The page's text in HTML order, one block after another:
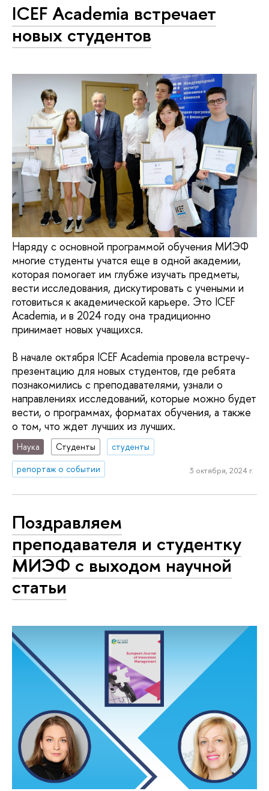
ICEF Academia встречает
новых студентов
Наряду с основной программой обучения МИЭФ
многие студенты учатся еще в одной академии,
которая помогает им глубже изучать предметы,
вести исследования, дискутировать с учеными и
готовиться к академической карьере. Это ICEF
Academia, и в 2024 году она традиционно
принимает новых учащихся.
В начале октября ICEF Academia провела встречу-
презентацию для новых студентов, где ребята
познакомились с преподавателями, узнали о
направлениях исследований, которые можно будет
вести, о программах, форматах обучения, а также
о том, что ждет лучших из лучших.
Наука Студенты
студенты
репортаж о событии
3 октября, 2024 г.
Поздравляем
преподавателя и студентку
МИЭФ с выходом научной
статьи